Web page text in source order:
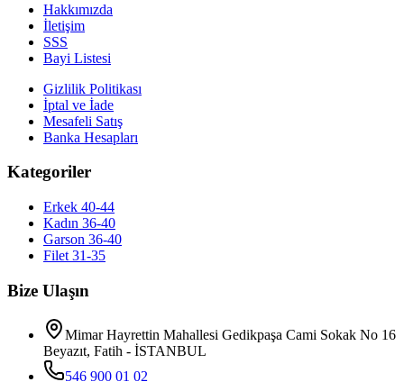
Hakkımızda
İletişim
SSS
Bayi Listesi
Gizlilik Politikası
İptal ve İade
Mesafeli Satış
Banka Hesapları
Kategoriler
Erkek 40-44
Kadın 36-40
Garson 36-40
Filet 31-35
Bize Ulaşın
Mimar Hayrettin Mahallesi Gedikpaşa Cami Sokak No 16
Beyazıt, Fatih - İSTANBUL
546 900 01 02